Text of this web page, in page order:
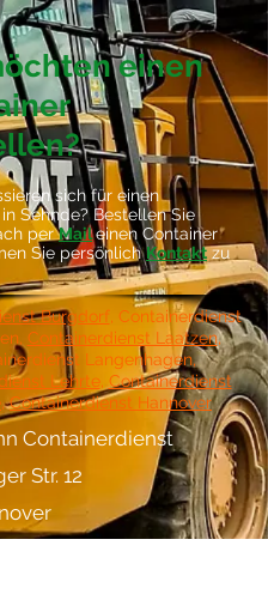
einen
sich für einen
Sehnde? Bestellen Sie
perMaileinen Container
Sie persönlichKontaktzu
Burgdorf, Containerdienst
Containerdienst Laatzen,
Langenhagen,
Lehrte, Containerdienst
,Containerdienst Hannover
Containerdienst
Str. 12